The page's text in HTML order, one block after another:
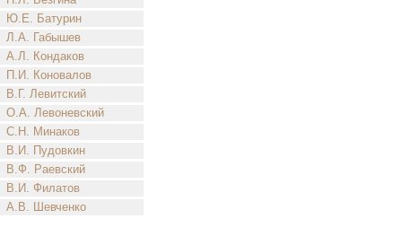
Ю.Е. Батурин
Л.А. Габышев
А.Л. Кондаков
П.И. Коновалов
В.Г. Левитский
О.А. Левоневский
С.Н. Минаков
В.И. Пудовкин
В.Ф. Раевский
В.И. Филатов
А.В. Шевченко